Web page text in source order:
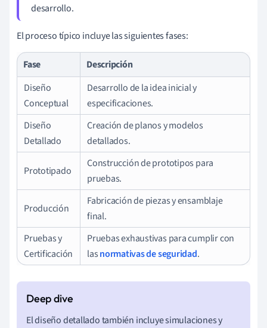
desarrollo.
El proceso típico incluye las siguientes fases:
Fase
Descripción
Diseño
Conceptual
Desarrollo de la idea inicial y
especificaciones.
Diseño
Detallado
Creación de planos y modelos
detallados.
Prototipado
Construcción de prototipos para
pruebas.
Producción
Fabricación de piezas y ensamblaje
final.
Pruebas y
Certificación
Pruebas exhaustivas para cumplir con
lasnormativas de seguridad.
El diseño detallado también incluye simulaciones y